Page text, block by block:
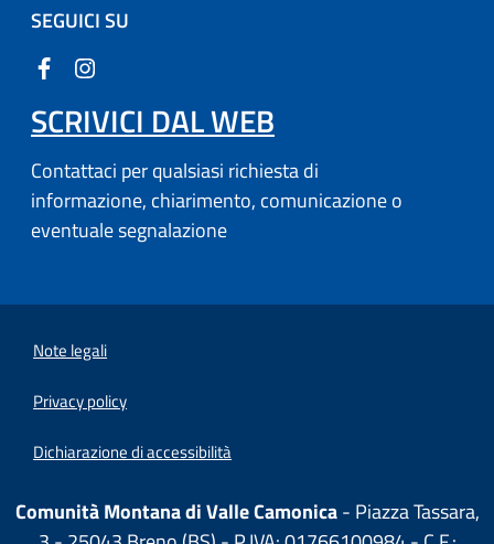
SEGUICI SU
SCRIVICI DAL WEB
Contattaci per qualsiasi richiesta di
informazione, chiarimento, comunicazione o
eventuale segnalazione
Note legali
Privacy policy
Dichiarazione di accessibilità
Comunità Montana di Valle Camonica- Piazza Tassara,